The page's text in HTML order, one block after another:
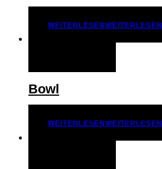
WEITERLESENWEITERLESEN
Bowl
WEITERLESENWEITERLESEN